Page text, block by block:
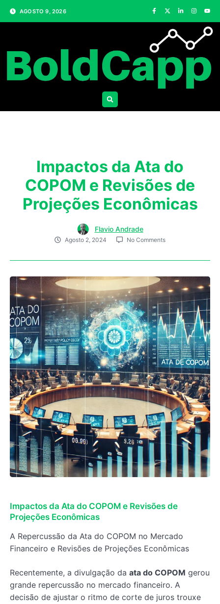
AGOSTO 9, 2026
Impactos da Ata do
COPOM e Revisões de
Projeções Econômicas
Flavio Andrade
Agosto 2, 2024 No Comments
Impactos da Ata do COPOM e Revisões de
Projeções Econômicas
A Repercussão da Ata do COPOM no Mercado
Financeiro e Revisões de Projeções Econômicas
Recentemente, a divulgação da ata do COPOM gerou
grande repercussão no mercado financeiro. A
decisão de ajustar o ritmo de corte de juros trouxe